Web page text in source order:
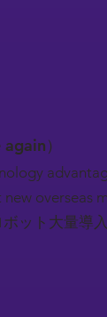
）
overseas
ット大量導